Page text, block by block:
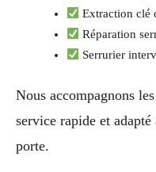
Extraction clé
Réparation
Serrurier
Nous accompagnons
service rapide et
porte.